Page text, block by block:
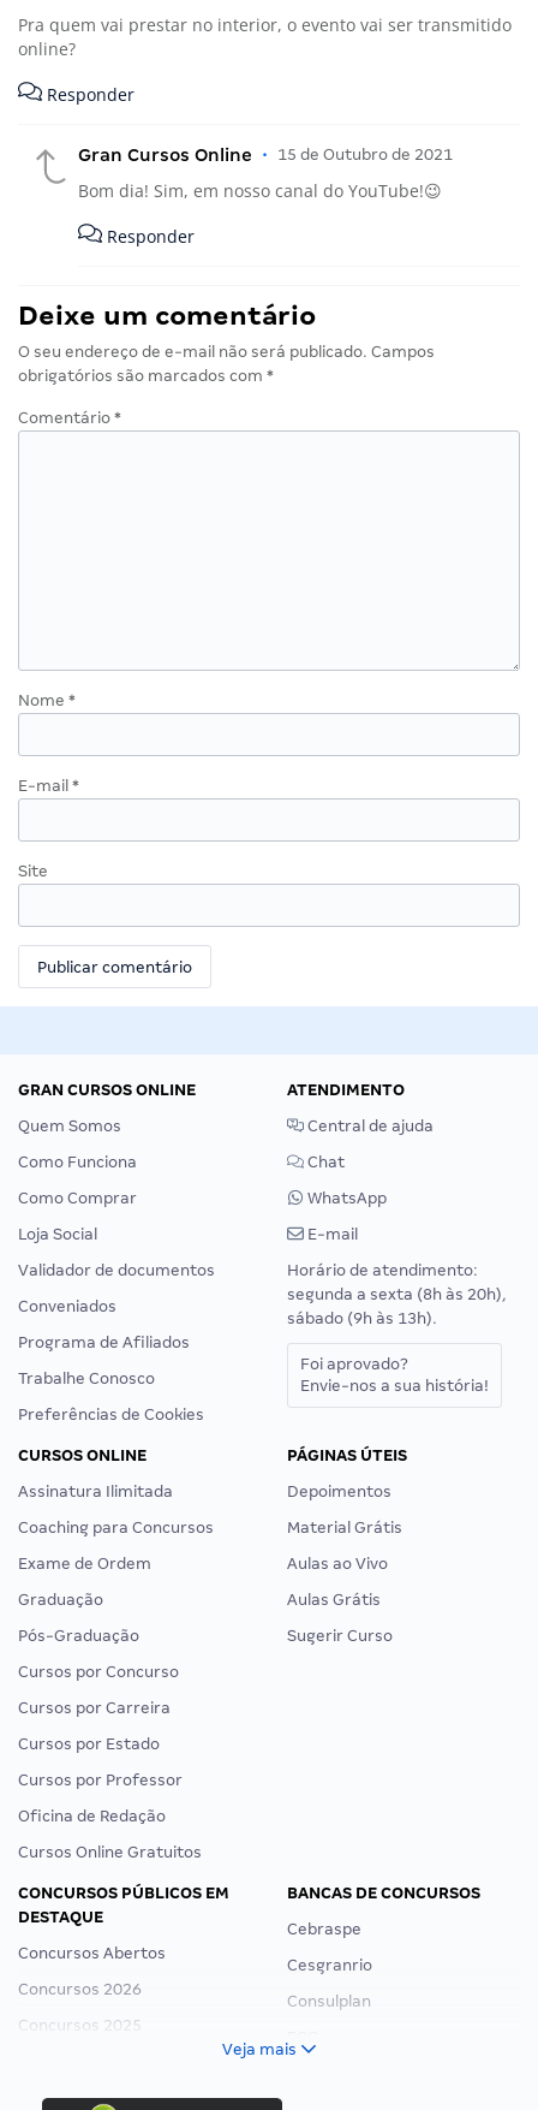
Pra quem vai prestar no interior, o evento vai ser transmitido
online?
Responder
Gran Cursos Online • 15 de Outubro de 2021
Bom dia! Sim, em nosso canal do YouTube!😉
Responder
Deixe um comentário
O seu endereço de e-mail não será publicado. Campos
obrigatórios são marcados com *
Comentário *
Nome *
E-mail *
Site
GRAN CURSOS ONLINE
Quem Somos
Como Funciona
Como Comprar
Loja Social
Validador de documentos
Conveniados
Programa de Afiliados
Trabalhe Conosco
Preferências de Cookies
ATENDIMENTO
Central de ajuda
Chat
WhatsApp
E-mail
Horário de atendimento:
segunda a sexta (8h às 20h),
sábado (9h às 13h).
Foi aprovado?
Envie-nos a sua história!
CURSOS ONLINE
Assinatura Ilimitada
Coaching para Concursos
Exame de Ordem
Graduação
Pós-Graduação
Cursos por Concurso
Cursos por Carreira
Cursos por Estado
Cursos por Professor
Oficina de Redação
Cursos Online Gratuitos
PÁGINAS ÚTEIS
Depoimentos
Material Grátis
Aulas ao Vivo
Aulas Grátis
Sugerir Curso
CONCURSOS PÚBLICOS EM
DESTAQUE
Concursos Abertos
Concursos 2026
Concursos 2025
Concurso Ibama
BANCAS DE CONCURSOS
Cebraspe
Cesgranrio
Consulplan
Veja mais